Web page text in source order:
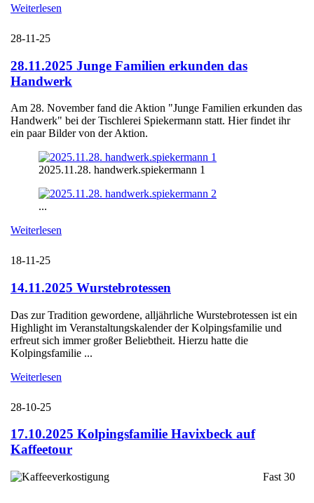
Weiterlesen
28-11-25
28.11.2025 Junge Familien erkunden das
Handwerk
Am 28. November fand die Aktion "Junge Familien erkunden das
Handwerk" bei der Tischlerei Spiekermann statt. Hier findet ihr
ein paar Bilder von der Aktion.
2025.11.28. handwerk.spiekermann 1
...
Weiterlesen
18-11-25
14.11.2025 Wurstebrotessen
Das zur Tradition gewordene, alljährliche Wurstebrotessen ist ein
Highlight im Veranstaltungskalender der Kolpingsfamilie und
erfreut sich immer großer Beliebtheit. Hierzu hatte die
Kolpingsfamilie ...
Weiterlesen
28-10-25
17.10.2025 Kolpingsfamilie Havixbeck auf
Kaffeetour
Fast 30